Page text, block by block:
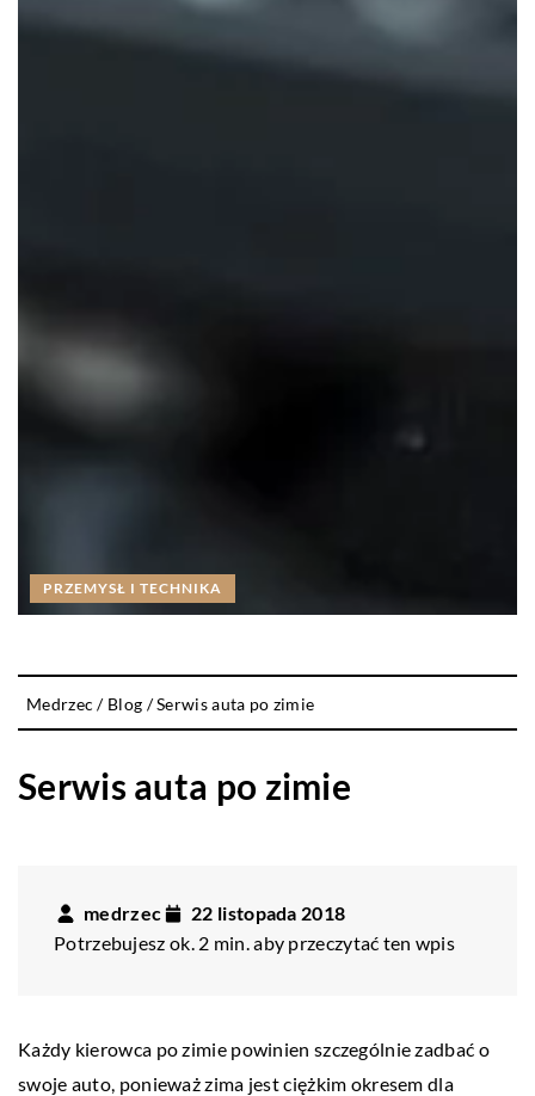
PRZEMYSŁ I TECHNIKA
Medrzec / Blog /Serwis auta po zimie
Serwis auta po zimie
medrzec
22 listopada 2018
Potrzebujesz ok. 2 min. aby przeczytać ten wpis
Każdy kierowca po zimie powinien szczególnie zadbać o
swoje auto, ponieważ zima jest ciężkim okresem dla